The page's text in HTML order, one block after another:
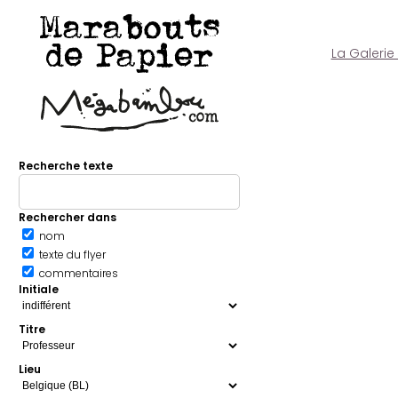
Marabouts
de Papier
Recherche texte
Rechercher dans
nom
texte du flyer
commentaires
Initiale
Titre
Lieu
La